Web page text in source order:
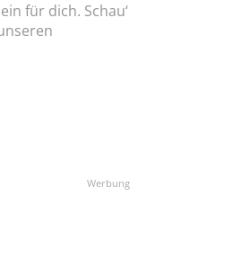
für dich. Schau‘